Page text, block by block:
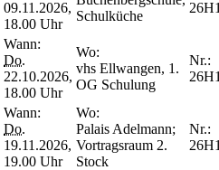
09.11.2026,
18.00 Uhr
Schulküche
Wann:
Do.
22.10.2026,
18.00 Uhr
Wo:
vhs Ellwangen, 1.
OG Schulung
Nr.:
Wann:
Do.
19.11.2026,
19.00 Uhr
Wo:
Palais Adelmann;
Vortragsraum 2.
Stock
Nr.: